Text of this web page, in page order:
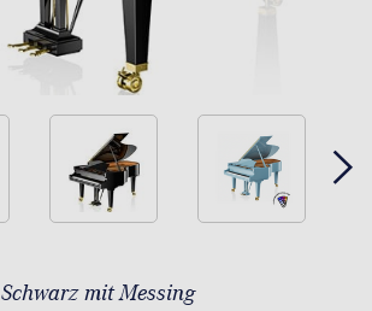
Schwarz mit Messing